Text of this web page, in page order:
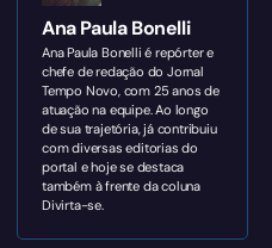
Ana Paula Bonelli
Ana Paula Bonelli é repórter e
chefe de redação do Jornal
Tempo Novo, com 25 anos de
atuação na equipe. Ao longo
de sua trajetória, já contribuiu
com diversas editorias do
portal e hoje se destaca
também à frente da coluna
Divirta-se.